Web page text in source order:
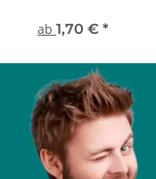
ab 1,70 € *